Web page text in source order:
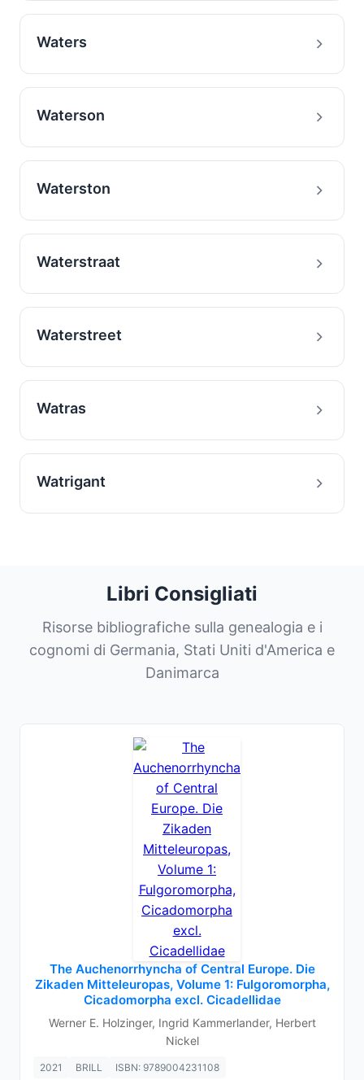
Waters
Waterson
Waterston
Waterstraat
Waterstreet
Watras
Watrigant
Libri Consigliati
Risorse bibliografiche sulla genealogia e i
cognomi di Germania, Stati Uniti d'America e
Danimarca
The Auchenorrhyncha of Central Europe. Die
Zikaden Mitteleuropas, Volume 1: Fulgoromorpha,
Cicadomorpha excl. Cicadellidae
Werner E. Holzinger, Ingrid Kammerlander, Herbert
Nickel
2021 BRILL ISBN: 9789004231108